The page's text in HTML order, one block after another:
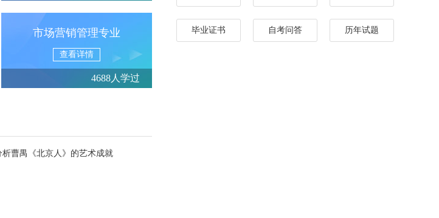
市场营销管理专业
查看详情
4688人学过
曹禺《北京人》的艺术成就
毕业证书 自考问答 历年试题